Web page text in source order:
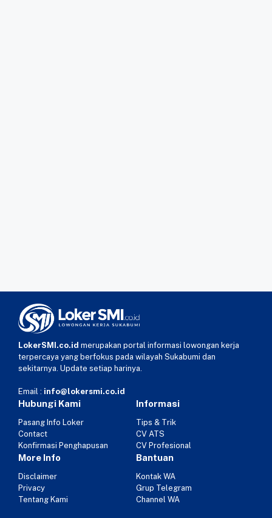
LokerSMI.co.id merupakan portal informasi lowongan kerja
terpercaya yang berfokus pada wilayah Sukabumi dan
sekitarnya. Update setiap harinya.
Email : info@lokersmi.co.id
Hubungi Kami
Pasang Info Loker
Contact
Konfirmasi Penghapusan
Informasi
Tips & Trik
CV ATS
CV Profesional
More Info
Disclaimer
Privacy
Tentang Kami
Bantuan
Kontak WA
Grup Telegram
Channel WA